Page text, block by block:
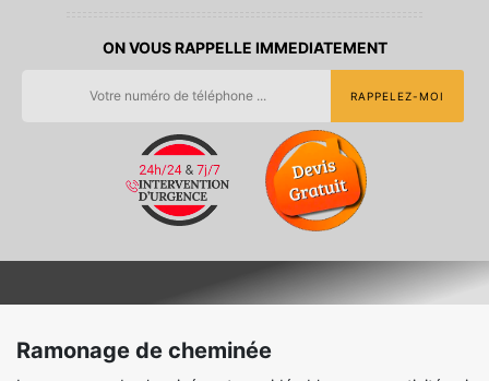
ON VOUS RAPPELLE IMMEDIATEMENT
Ramonage de cheminée